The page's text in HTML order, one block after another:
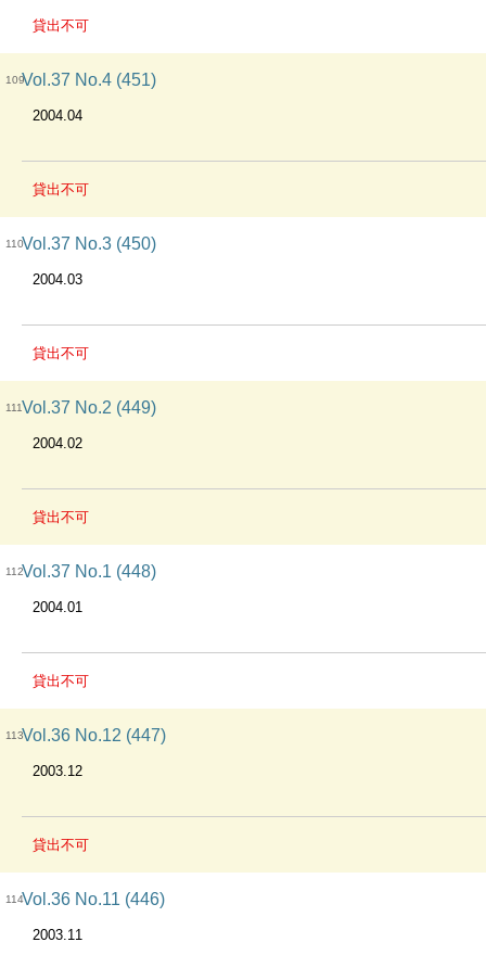
貸出不可
109Vol.37 No.4 (451)
2004.04
貸出不可
110Vol.37 No.3 (450)
2004.03
貸出不可
111Vol.37 No.2 (449)
2004.02
貸出不可
112Vol.37 No.1 (448)
2004.01
貸出不可
113Vol.36 No.12 (447)
2003.12
貸出不可
114Vol.36 No.11 (446)
2003.11